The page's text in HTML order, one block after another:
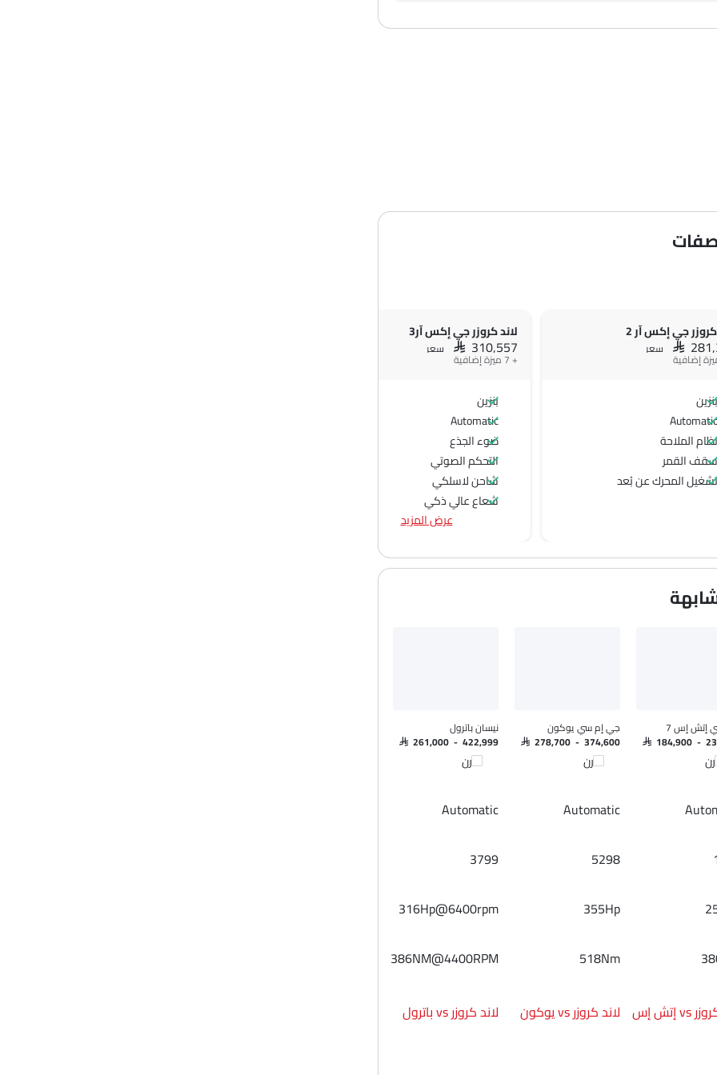
كروزر جي إكس آر 2
SAR سعر
بنزين
Automatic
نظام الملاحة
سقف القمر
تشغيل المحرك عن بُعد
لاند كروزر جي إكس آر3
SAR 310,557 سعر
+ 7 ميزة إضافية
بنزين
Automatic
ضوء الجذع
التحكم الصوتي
شاحن لاسلكي
شعاع عالي ذكي
نظام التحذير من مغادرة المسار
نظام ما قبل الاصطدام
عرض المزيد
إتش إس 7
SAR 184,900 -
جي إم سي يوكون
SAR 278,700 - 374,600
قارن
نيسان باترول
SAR 261,000 - 422,999
قارن
Automatic
Automatic
5298
3799
355Hp
316Hp@6400rpm
518Nm
386NM@4400RPM
لاند كروزر vs إتش إس لاند كروزر vs يوكون لاند كروزر vs باترول